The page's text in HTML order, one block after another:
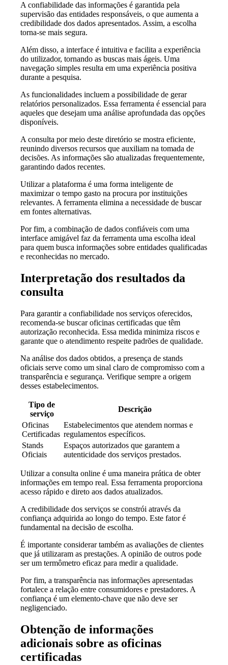
A confiabilidade das informações é garantida pela
supervisão das entidades responsáveis, o que aumenta a
credibilidade dos dados apresentados. Assim, a escolha
torna-se mais segura.
Além disso, a interface é intuitiva e facilita a experiência
do utilizador, tornando as buscas mais ágeis. Uma
navegação simples resulta em uma experiência positiva
durante a pesquisa.
As funcionalidades incluem a possibilidade de gerar
relatórios personalizados. Essa ferramenta é essencial para
aqueles que desejam uma análise aprofundada das opções
disponíveis.
A consulta por meio deste diretório se mostra eficiente,
reunindo diversos recursos que auxiliam na tomada de
decisões. As informações são atualizadas frequentemente,
garantindo dados recentes.
Utilizar a plataforma é uma forma inteligente de
maximizar o tempo gasto na procura por instituições
relevantes. A ferramenta elimina a necessidade de buscar
em fontes alternativas.
Por fim, a combinação de dados confiáveis com uma
interface amigável faz da ferramenta uma escolha ideal
para quem busca informações sobre entidades qualificadas
e reconhecidas no mercado.
Interpretação dos resultados da
consulta
Para garantir a confiabilidade nos serviços oferecidos,
recomenda-se buscar oficinas certificadas que têm
autorização reconhecida. Essa medida minimiza riscos e
garante que o atendimento respeite padrões de qualidade.
Na análise dos dados obtidos, a presença de stands
oficiais serve como um sinal claro de compromisso com a
transparência e segurança. Verifique sempre a origem
desses estabelecimentos.
Tipo de
serviço
Descrição
Oficinas
Certificadas
Estabelecimentos que atendem normas e
regulamentos específicos.
Stands
Oficiais
Espaços autorizados que garantem a
autenticidade dos serviços prestados.
Utilizar a consulta online é uma maneira prática de obter
informações em tempo real. Essa ferramenta proporciona
acesso rápido e direto aos dados atualizados.
A credibilidade dos serviços se constrói através da
confiança adquirida ao longo do tempo. Este fator é
fundamental na decisão de escolha.
É importante considerar também as avaliações de clientes
que já utilizaram as prestações. A opinião de outros pode
ser um termômetro eficaz para medir a qualidade.
Por fim, a transparência nas informações apresentadas
fortalece a relação entre consumidores e prestadores. A
confiança é um elemento-chave que não deve ser
negligenciado.
Obtenção de informações
adicionais sobre as oficinas
certificadas